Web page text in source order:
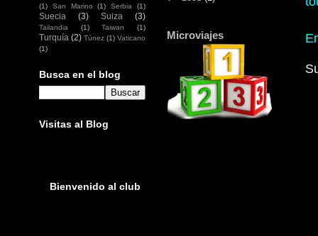
(1)
San Marino (1) Serbia (1)
Suecia (3) Suiza (3)
Tailandia (1) Taiwan (1)
Turquía (2) Túnez (1) Vaticano
(1)
Busca en el blog
Visitas al Blog
Microviajes
Bienvenido al club